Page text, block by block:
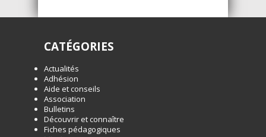
CATÉGORIES
Actualités
Adhésion
Aide et conseils
Association
Bulletins
Découvrir et connaître
Fiches pédagogiques